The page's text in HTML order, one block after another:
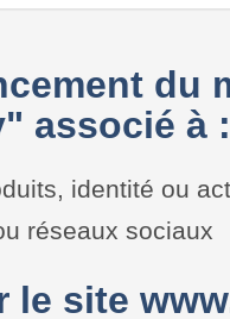
du
associé à :
identité ou
réseaux sociaux
le site